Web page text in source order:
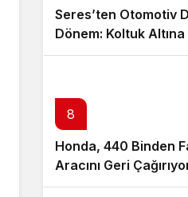
Seres’ten Otomotiv
Dönem: Koltuk
Patenti
8
Honda, 440 Binden
Aracını Geri